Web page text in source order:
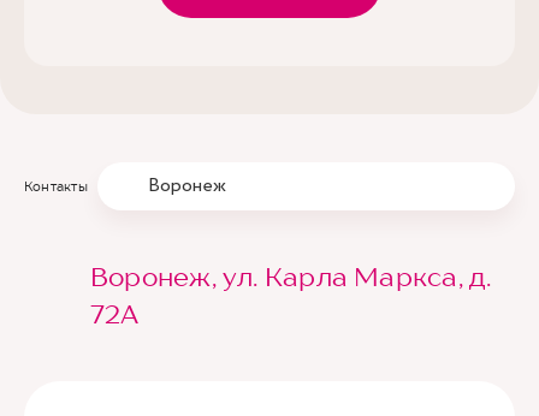
Контакты Воронеж
Воронеж, ул. Карла Маркса, д.
72А